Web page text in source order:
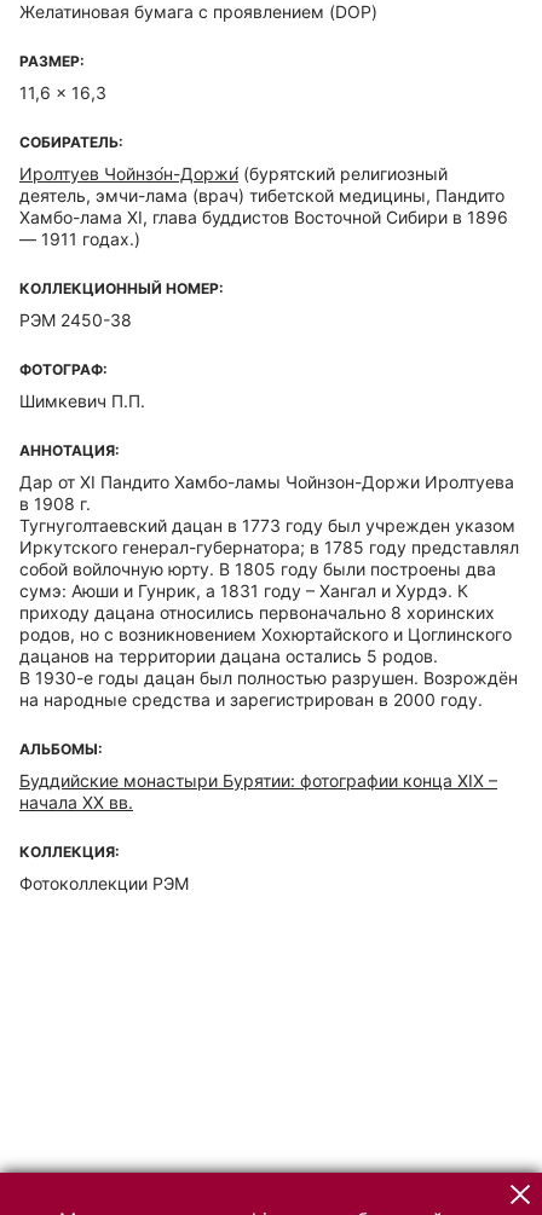
Желатиновая бумага с проявлением (DOP)
РАЗМЕР:
11,6 x 16,3
СОБИРАТЕЛЬ:
Иролтуев Чойнзо́н-Доржи́ (бурятский религиозный
деятель, эмчи-лама (врач) тибетской медицины, Пандито
Хамбо-лама XI, глава буддистов Восточной Сибири в 1896
— 1911 годах.)
КОЛЛЕКЦИОННЫЙ НОМЕР:
РЭМ 2450-38
ФОТОГРАФ:
Шимкевич П.П.
АННОТАЦИЯ:
Дар от XI Пандито Хамбо-ламы Чойнзон-Доржи Иролтуева
в 1908 г.
Тугнуголтаевский дацан в 1773 году был учрежден указом
Иркутского генерал-губернатора; в 1785 году представлял
собой войлочную юрту. В 1805 году были построены два
сумэ: Аюши и Гунрик, а 1831 году – Хангал и Хурдэ. К
приходу дацана относились первоначально 8 хоринских
родов, но с возникновением Хохюртайского и Цоглинского
дацанов на территории дацана остались 5 родов.
В 1930-е годы дацан был полностью разрушен. Возрождён
на народные средства и зарегистрирован в 2000 году.
АЛЬБОМЫ:
Буддийские монастыри Бурятии: фотографии конца ХIХ –
начала ХХ вв.
КОЛЛЕКЦИЯ:
Фотоколлекции РЭМ